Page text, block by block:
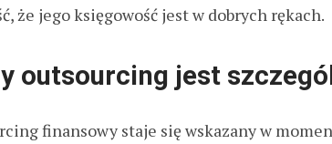
że jego księgowość jest w dobrych rękach.
outsourcing jest
finansowy staje się wskazany w